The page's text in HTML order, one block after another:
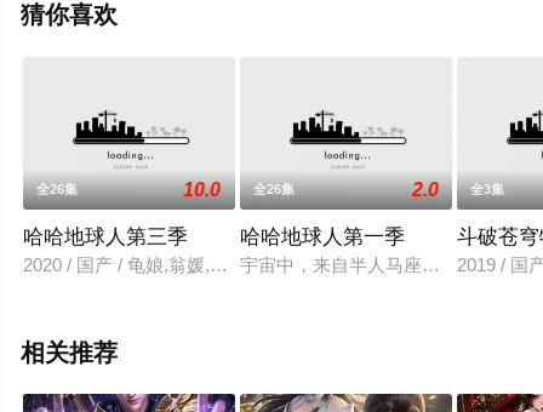
猜你喜欢
全26集 10.0
哈哈地球人第三季
2020 / 国产 / 龟娘,翁媛,柯暮卿,张沛
全26集 2.0
哈哈地球人第一季
宇宙中，来自半人马座比邻星β的哈
全3集
斗破苍
2019 / 国
相关推荐